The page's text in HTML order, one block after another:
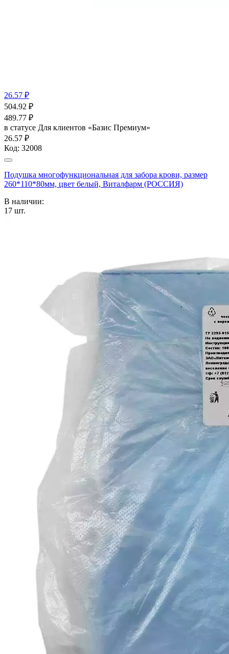
26.57 ₽
504.92 ₽
489.77 ₽
в статусе Для клиентов «Базис Премиум»
26.57 ₽
Код: 32008
Подушка многофункциональная для забора крови, размер
260*110*80мм, цвет белый, Виталфарм (РОССИЯ)
В наличии:
17 шт.